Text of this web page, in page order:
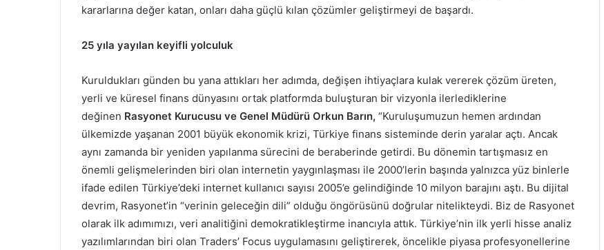
kararlarına değer katan, onları daha güçlü kılan çözümler geliştirmeyi de başardı.
25 yıla yayılan keyifli yolculuk
Kuruldukları günden bu yana attıkları her adımda, değişen ihtiyaçlara kulak vererek çözüm üreten,
yerli ve küresel finans dünyasını ortak platformda buluşturan bir vizyonla ilerlediklerine
değinen Rasyonet Kurucusu ve Genel Müdürü Orkun Barın, “Kuruluşumuzun hemen ardından
ülkemizde yaşanan 2001 büyük ekonomik krizi, Türkiye finans sisteminde derin yaralar açtı. Ancak
aynı zamanda bir yeniden yapılanma sürecini de beraberinde getirdi. Bu dönemin tartışmasız en
önemli gelişmelerinden biri olan internetin yaygınlaşması ile 2000’lerin başında yalnızca yüz binlerle
ifade edilen Türkiye’deki internet kullanıcı sayısı 2005’e gelindiğinde 10 milyon barajını aştı. Bu dijital
devrim, Rasyonet’in “verinin geleceğin dili” olduğu öngörüsünü doğrular nitelikteydi. Biz de Rasyonet
olarak ilk adımımızı, veri analitiğini demokratikleştirme inancıyla attık. Türkiye’nin ilk yerli hisse analiz
yazılımlarından biri olan Traders’ Focus uygulamasını geliştirerek, öncelikle piyasa profesyonellerine